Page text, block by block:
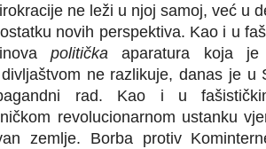
ne leži u njoj samoj, već u
novih perspektiva. Kao i u
političkaaparatura koja
ne razlikuje, danas je u
rad. Kao i u
revolucionarnom ustanku
zemlje. Borba protiv